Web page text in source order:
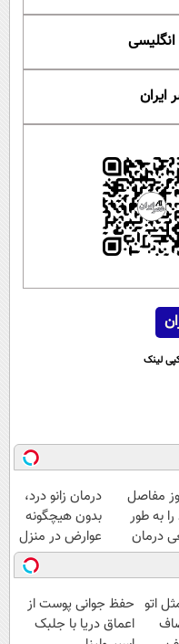
ایران
لینک
مفاصل
به طور
درمان
درمان زانو درد،
بدون هیچگونه
عوارض در منزل
(◂پرسش‌نامه)
اتو حفظ جوانی پوست از
اعماق دریا با جلبک